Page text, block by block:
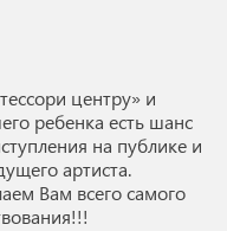
центру» и
ребенка есть шанс
на публике и
артиста.
Вам всего самого